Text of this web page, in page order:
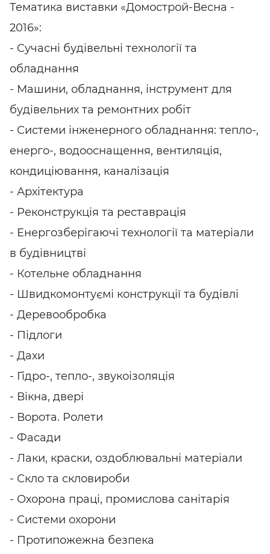
Тематика виставки «Домострой-Весна -
2016»:
- Сучасні будівельні технології та
обладнання
- Машини, обладнання, інструмент для
будівельних та ремонтних робіт
- Системи інженерного обладнання: тепло-,
енерго-, водооснащення, вентиляція,
кондиціювання, каналізація
- Архітектура
- Реконструкція та реставрація
- Енергозберігаючі технології та матеріали
в будівництві
- Котельне обладнання
- Швидкомонтуємі конструкції та будівлі
- Деревообробка
- Підлоги
- Дахи
- Гідро-, тепло-, звукоізоляція
- Вікна, двері
- Ворота. Ролети
- Фасади
- Лаки, краски, оздоблювальні матеріали
- Скло та скловироби
- Охорона праці, промислова санітарія
- Системи охорони
- Протипожежна безпека